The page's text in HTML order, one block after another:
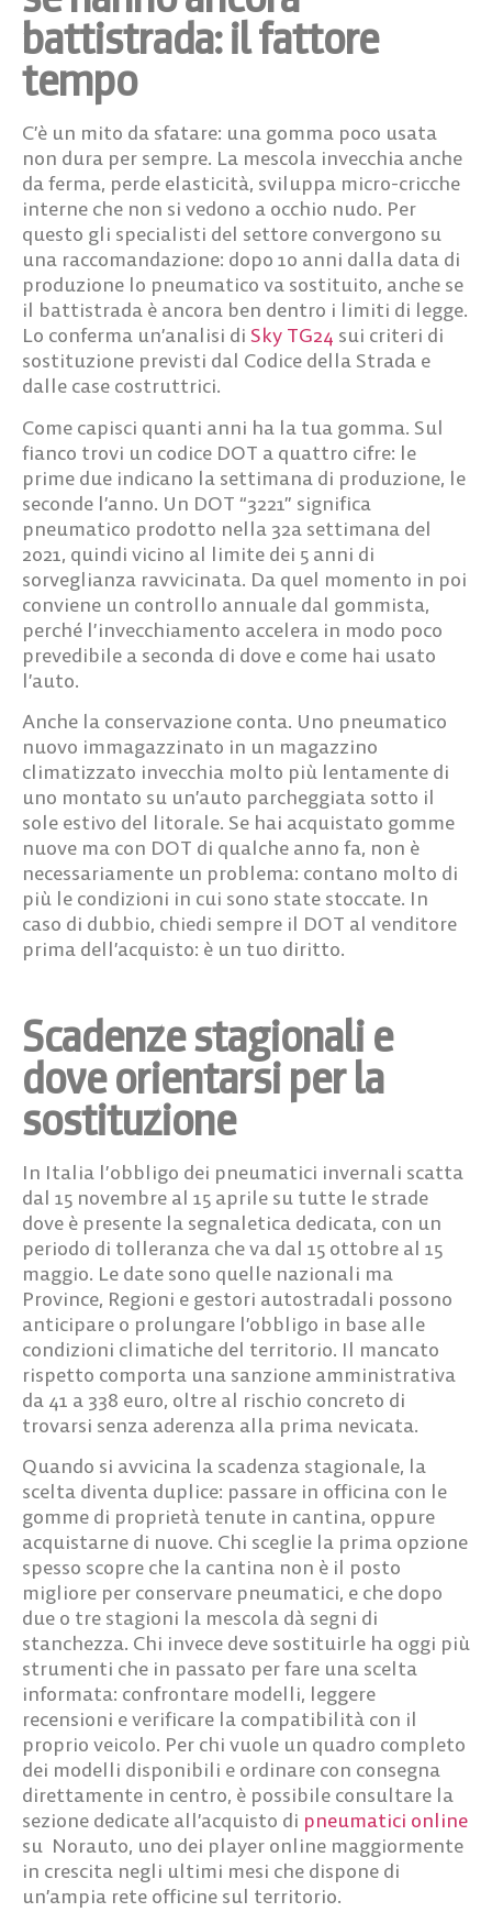
battistrada: il fattore
tempo
C’è un mito da sfatare: una gomma poco usata
non dura per sempre. La mescola invecchia anche
da ferma, perde elasticità, sviluppa micro-cricche
interne che non si vedono a occhio nudo. Per
questo gli specialisti del settore convergono su
una raccomandazione: dopo 10 anni dalla data di
produzione lo pneumatico va sostituito, anche se
il battistrada è ancora ben dentro i limiti di legge.
Lo conferma un’analisi di Sky TG24 sui criteri di
sostituzione previsti dal Codice della Strada e
dalle case costruttrici.
Come capisci quanti anni ha la tua gomma. Sul
fianco trovi un codice DOT a quattro cifre: le
prime due indicano la settimana di produzione, le
seconde l’anno. Un DOT “3221” significa
pneumatico prodotto nella 32a settimana del
2021, quindi vicino al limite dei 5 anni di
sorveglianza ravvicinata. Da quel momento in poi
conviene un controllo annuale dal gommista,
perché l’invecchiamento accelera in modo poco
prevedibile a seconda di dove e come hai usato
l’auto.
Anche la conservazione conta. Uno pneumatico
nuovo immagazzinato in un magazzino
climatizzato invecchia molto più lentamente di
uno montato su un’auto parcheggiata sotto il
sole estivo del litorale. Se hai acquistato gomme
nuove ma con DOT di qualche anno fa, non è
necessariamente un problema: contano molto di
più le condizioni in cui sono state stoccate. In
caso di dubbio, chiedi sempre il DOT al venditore
prima dell’acquisto: è un tuo diritto.
Scadenze stagionali e
dove orientarsi per la
sostituzione
In Italia l’obbligo dei pneumatici invernali scatta
dal 15 novembre al 15 aprile su tutte le strade
dove è presente la segnaletica dedicata, con un
periodo di tolleranza che va dal 15 ottobre al 15
maggio. Le date sono quelle nazionali ma
Province, Regioni e gestori autostradali possono
anticipare o prolungare l’obbligo in base alle
condizioni climatiche del territorio. Il mancato
rispetto comporta una sanzione amministrativa
da 41 a 338 euro, oltre al rischio concreto di
trovarsi senza aderenza alla prima nevicata.
Quando si avvicina la scadenza stagionale, la
scelta diventa duplice: passare in officina con le
gomme di proprietà tenute in cantina, oppure
acquistarne di nuove. Chi sceglie la prima opzione
spesso scopre che la cantina non è il posto
migliore per conservare pneumatici, e che dopo
due o tre stagioni la mescola dà segni di
stanchezza. Chi invece deve sostituirle ha oggi più
strumenti che in passato per fare una scelta
informata: confrontare modelli, leggere
recensioni e verificare la compatibilità con il
proprio veicolo. Per chi vuole un quadro completo
dei modelli disponibili e ordinare con consegna
direttamente in centro, è possibile consultare la
sezione dedicate all’acquisto di pneumatici online
su Norauto, uno dei player online maggiormente
in crescita negli ultimi mesi che dispone di
un’ampia rete officine sul territorio.